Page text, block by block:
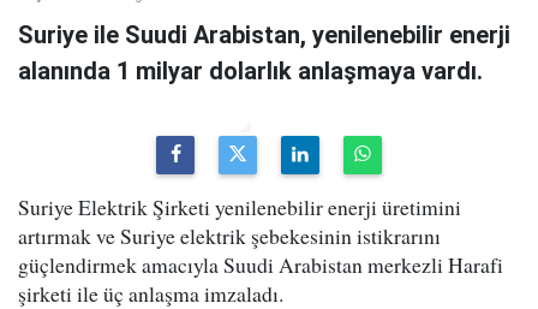
Suriye ile Suudi Arabistan, yenilenebilir enerji
alanında 1 milyar dolarlık anlaşmaya vardı.
Suriye Elektrik Şirketi yenilenebilir enerji üretimini
artırmak ve Suriye elektrik şebekesinin istikrarını
güçlendirmek amacıyla Suudi Arabistan merkezli Harafi
şirketi ile üç anlaşma imzaladı.